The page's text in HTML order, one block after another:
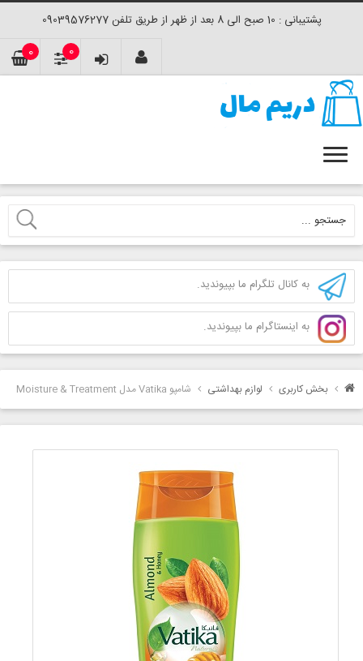
پشتیبانی : 10 صبح الی 8 بعد از ظهر از طریق تلفن 09039576277
0 0
به کانال تلگرام ما بپیوندید.
به اینستاگرام ما بپیوندید.
بخش کاربری لوازم بهداشتی شامپو Vatika مدل Moisture & Treatment